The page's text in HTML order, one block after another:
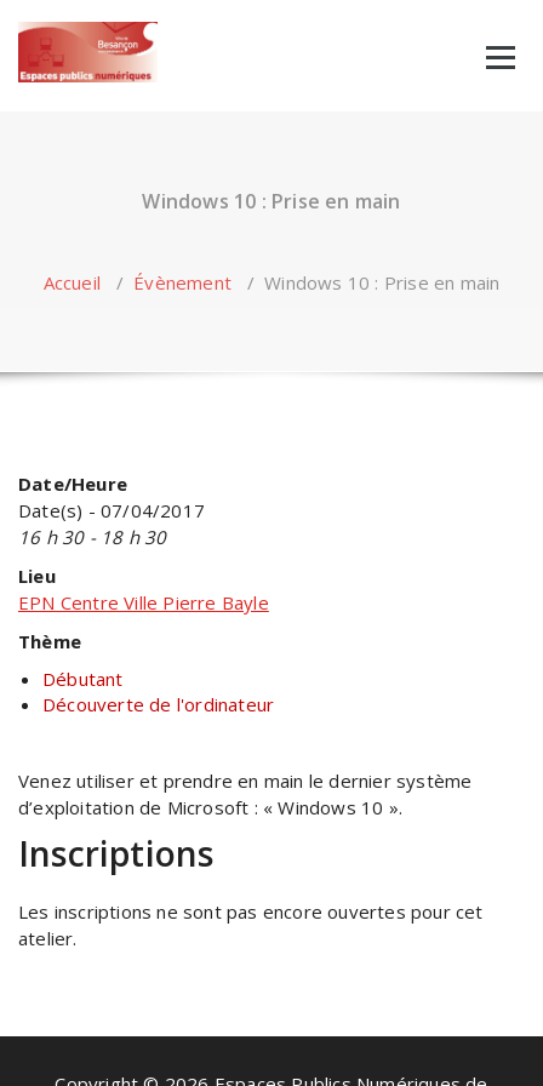
content
Windows 10 : Prise en main
Accueil / Évènement /Windows 10 : Prise en main
Date/Heure
Date(s) - 07/04/2017
16 h 30 - 18 h 30
Lieu
EPN Centre Ville Pierre Bayle
Thème
Débutant
Découverte de l'ordinateur
Venez utiliser et prendre en main le dernier système
d’exploitation de Microsoft : « Windows 10 ».
Inscriptions
Les inscriptions ne sont pas encore ouvertes pour cet
atelier.